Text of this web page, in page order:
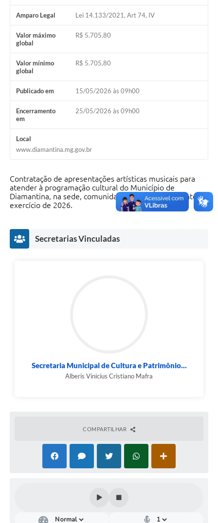
Amparo Legal Lei 14.133/2021, Art 74, IV
Valor máximo
global
R$ 5.705,80
Valor mínimo
global
R$ 5.705,80
Publicado em 15/05/2026 às 09h00
Encerramento
em
25/05/2026 às 09h00
Local
www.diamantina.mg.gov.br
Contratação de apresentações artísticas musicais para
atender à programação cultural do Município de
Diamantina, na sede, comunidades e distritos, durante o
exercício de 2026.
Secretarias Vinculadas
Secretaria Municipal de Cultura e Patrimônio...
Alberis Vinicius Cristiano Mafra
COMPARTILHAR